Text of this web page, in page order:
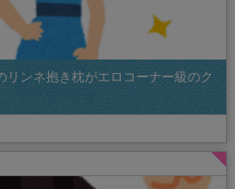
リンネ抱き枕がエロコーナー級のク